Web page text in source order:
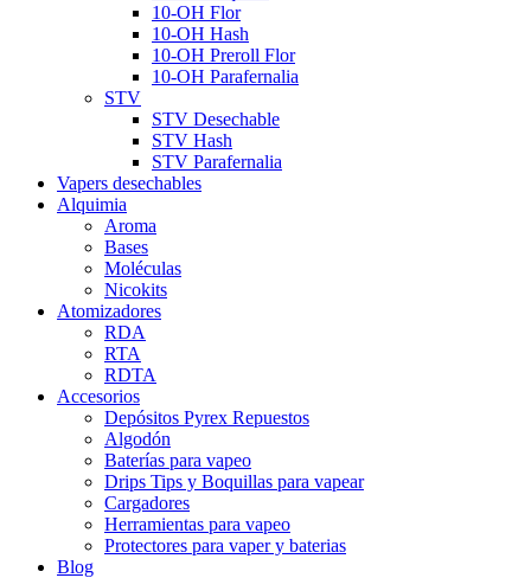
10-OH Flor
10-OH Hash
10-OH Preroll Flor
10-OH Parafernalia
STV
STV Desechable
STV Hash
STV Parafernalia
Vapers desechables
Alquimia
Aroma
Bases
Moléculas
Nicokits
Atomizadores
RDA
RTA
RDTA
Accesorios
Depósitos Pyrex Repuestos
Algodón
Baterías para vapeo
Drips Tips y Boquillas para vapear
Cargadores
Herramientas para vapeo
Protectores para vaper y baterias
Blog